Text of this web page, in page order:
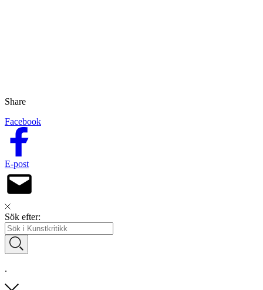
Share
Facebook
E-post
Sök efter:
.